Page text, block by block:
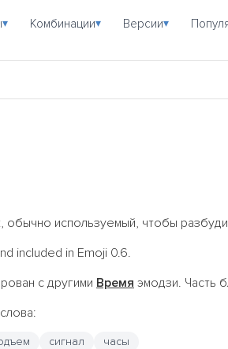
▾ Комбинации▾ Версии▾
обычно используемый, чтобы
included in Emoji 0.6.
с другими Время эмодзи. Часть
сигнал часы